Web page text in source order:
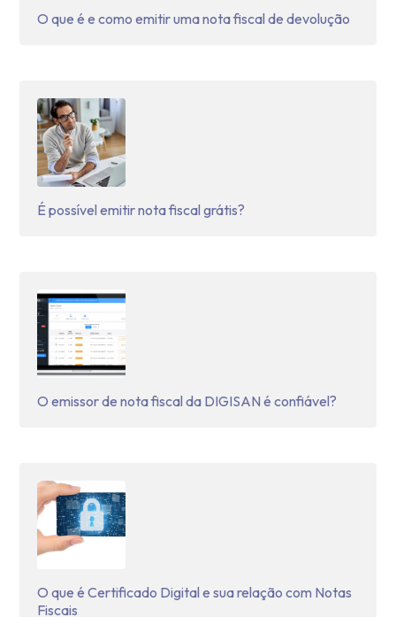
O que é e como emitir uma nota fiscal de devolução
É possível emitir nota fiscal grátis?
O emissor de nota fiscal da DIGISAN é confiável?
O que é Certificado Digital e sua relação com Notas
Fiscais